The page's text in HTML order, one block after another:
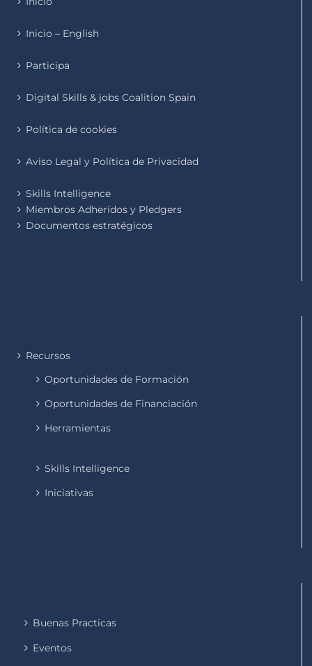
Inicio – English
Participa
Digital Skills & jobs Coalition Spain
Política de cookies
Aviso Legal y Política de Privacidad
Skills Intelligence
Miembros Adheridos y Pledgers
Documentos estratégicos
Recursos
Oportunidades de Formación
Oportunidades de Financiación
Herramientas
Skills Intelligence
Iniciativas
Buenas Practicas
Eventos